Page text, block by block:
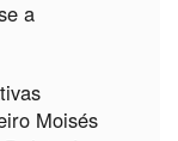
a
Moisés